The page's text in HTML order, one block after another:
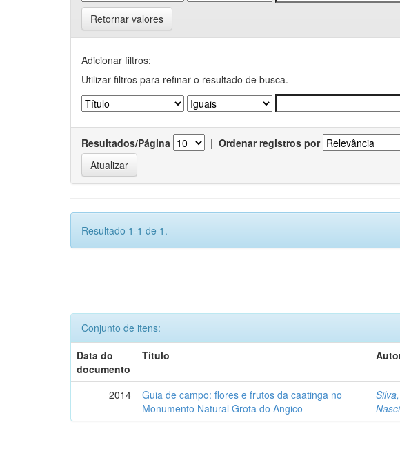
Retornar valores
Adicionar filtros:
Utilizar filtros para refinar o resultado de busca.
Resultados/Página | Ordenar registros por
Resultado 1-1 de 1.
Conjunto de itens:
Data do
documento
Título
2014
Guia de campo: flores e frutos da caatinga no
Monumento Natural Grota do Angico